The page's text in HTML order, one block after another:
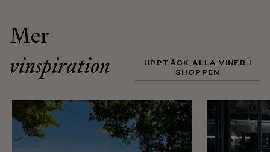
Mer
vinspiration
UPPTÄCK ALLA VINER I
SHOPPEN